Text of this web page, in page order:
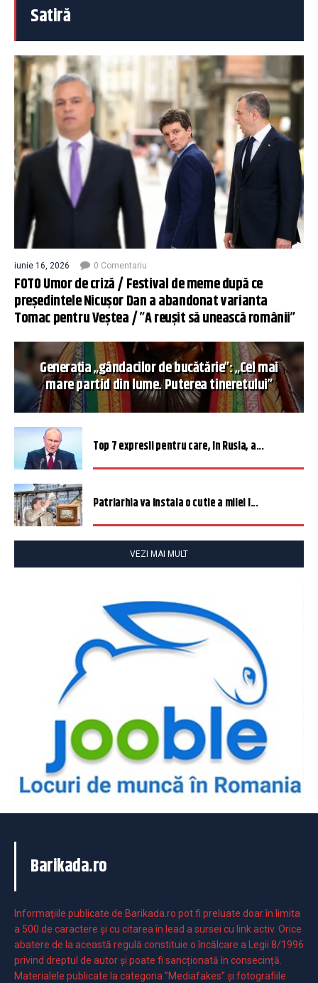
Satiră
iunie 16, 2026 0 Comentariu
FOTO Umor de criză / Festival de meme după ce
președintele Nicușor Dan a abandonat varianta
Tomac pentru Veștea / ”A reușit să unească românii”
Generația „gândacilor de bucătărie”: „Cel mai
mare partid din lume. Puterea tineretului”
Top 7 expresii pentru care, în Rusia, a...
Patriarhia va instala o cutie a milei î...
VEZI MAI MULT
Barikada.ro
Informaţiile publicate de Barikada.ro pot fi preluate doar în limita
a 500 de caractere şi cu citarea în lead a sursei cu link activ. Orice
abatere de la această regulă constituie o încălcare a Legii 8/1996
privind dreptul de autor și poate fi sancționată în consecință.
Materialele publicate la categoria ”Mediafakes” și fotografiile